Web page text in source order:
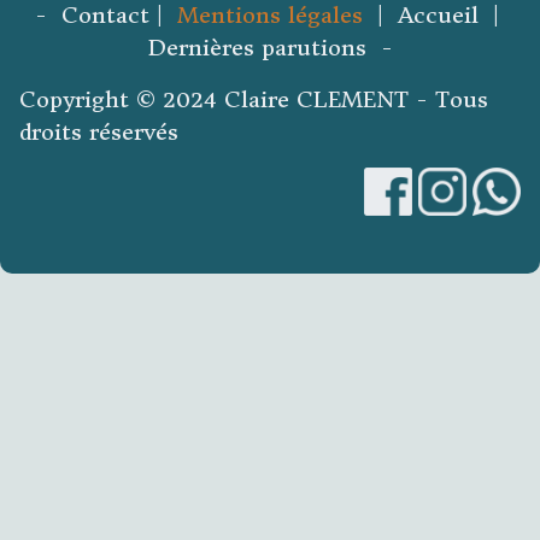
- Contact | Mentions légales | Accueil |
Dernières parutions -
Copyright © 2024 Claire CLEMENT - Tous
droits réservés